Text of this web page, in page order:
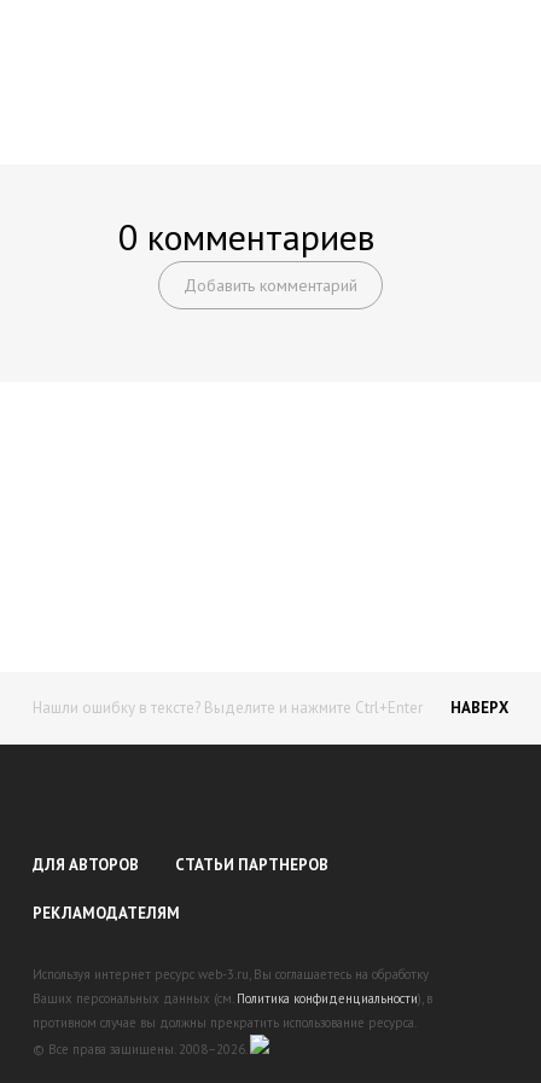
0 комментариев
Добавить комментарий
Нашли ошибку в тексте? Выделите и нажмите Ctrl+Enter НАВЕРХ
ДЛЯ АВТОРОВ СТАТЬИ ПАРТНЕРОВ
РЕКЛАМОДАТЕЛЯМ
Используя интернет ресурс web-3.ru, Вы соглашаетесь на обработку
Ваших персональных данных (см. Политика конфиденциальности), в
противном случае вы должны прекратить использование ресурса.
© Все права защищены. 2008–2026.